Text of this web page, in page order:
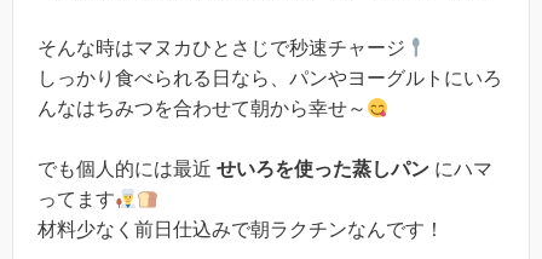
そんな時はマヌカひとさじで秒速チャージ
しっかり食べられる日なら、パンやヨーグルトにいろ
んなはちみつを合わせて朝から幸せ～
でも個人的には最近 せいろを使った蒸しパン にハマ
ってます
材料少なく前日仕込みで朝ラクチンなんです！